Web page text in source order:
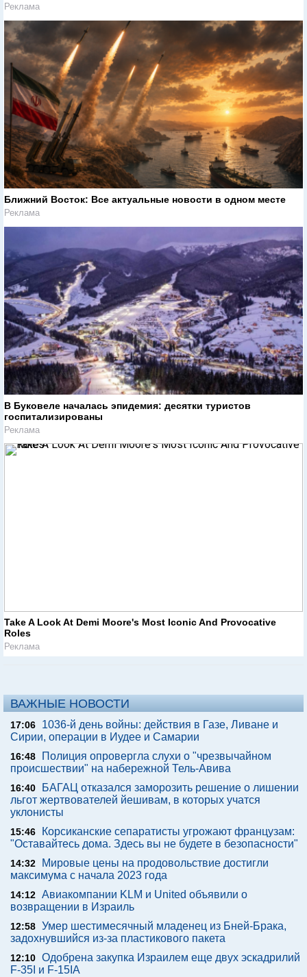
Реклама
Ближний Восток: Все актуальные новости в одном месте
Реклама
В Буковеле началась эпидемия: десятки туристов
госпитализированы
Реклама
Take A Look At Demi Moore's Most Iconic And Provocative
Roles
Реклама
ВАЖНЫЕ НОВОСТИ
17:06
1036-й день войны: действия в Газе, Ливане и
Сирии, операции в Иудее и Самарии
16:48
Полиция опровергла слухи о "чрезвычайном
происшествии" на набережной Тель-Авива
16:40
БАГАЦ отказался заморозить решение о лишении
льгот жертвователей йешивам, в которых учатся
уклонисты
15:46
Корсиканские сепаратисты угрожают французам:
"Оставайтесь дома. Здесь вы не будете в безопасности"
14:32
Мировые цены на продовольствие достигли
максимума с начала 2023 года
14:12 Авиакомпании KLM и United объявили о
возвращении в Израиль
12:58 Умер шестимесячный младенец из Бней-Брака,
задохнувшийся из-за пластикового пакета
12:10 Одобрена закупка Израилем еще двух эскадрилий
F-35I и F-15IA